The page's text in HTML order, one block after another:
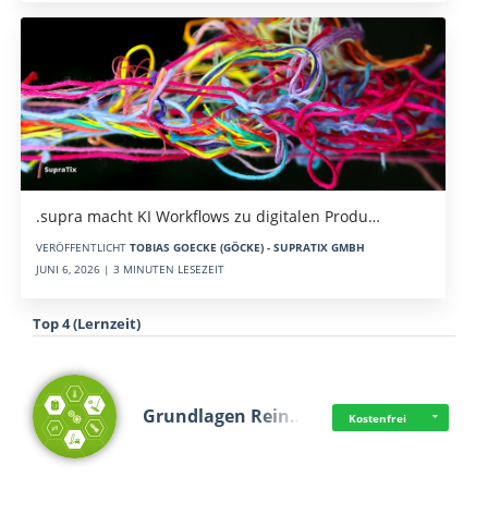
.supra macht KI Workflows zu digitalen Produ…
VERÖFFENTLICHT TOBIAS GOECKE (GÖCKE) - SUPRATIX GMBH
JUNI 6, 2026 | 3 MINUTEN LESEZEIT
Top 4 (Lernzeit)
Grundlagen Rein… Kostenfrei